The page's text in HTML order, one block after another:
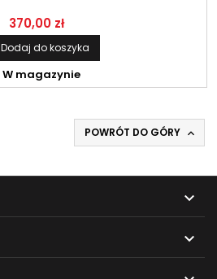
370,00 zł
Dodaj do koszyka
W magazynie
POWRÓT DO GÓRY 

